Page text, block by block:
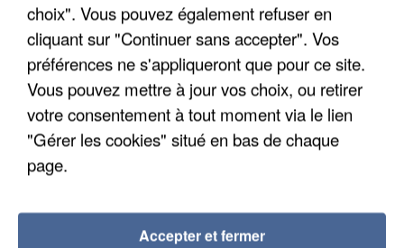
choix". Vous pouvez également refuser en
cliquant sur "Continuer sans accepter". Vos
préférences ne s'appliqueront que pour ce site.
Vous pouvez mettre à jour vos choix, ou retirer
votre consentement à tout moment via le lien
"Gérer les cookies" situé en bas de chaque
page.
Accepter et fermer